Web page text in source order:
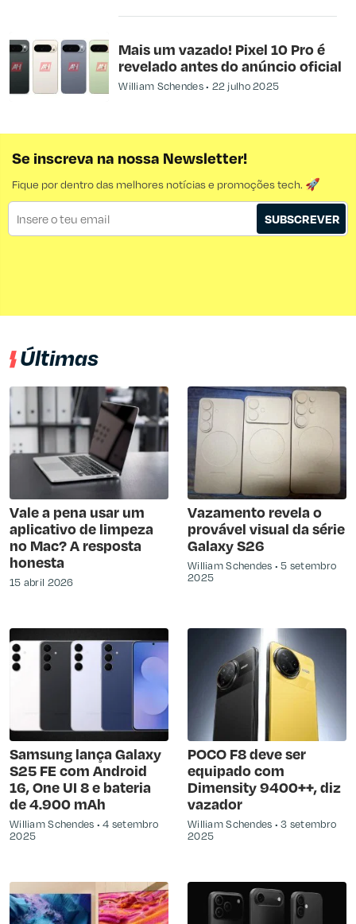
Mais um vazado! Pixel 10 Pro é
revelado antes do anúncio oficial
William Schendes 22 julho 2025
Se inscreva na nossa Newsletter!
Fique por dentro das melhores notícias e promoções tech. 🚀
SUBSCREVER
Últimas
Vale a pena usar um
aplicativo de limpeza
no Mac? A resposta
honesta
15 abril 2026
Vazamento revela o
provável visual da série
Galaxy S26
William Schendes
5 setembro
2025
Samsung lança Galaxy
S25 FE com Android
16, One UI 8 e bateria
de 4.900 mAh
William Schendes
4 setembro
2025
POCO F8 deve ser
equipado com
Dimensity 9400++, diz
vazador
William Schendes
3 setembro
2025